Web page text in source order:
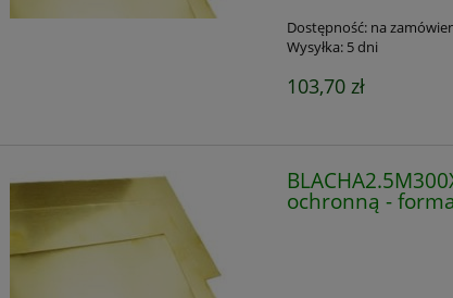
Dostępność: na
Wysyłka: 5 dni
103,70 zł
ochronną -